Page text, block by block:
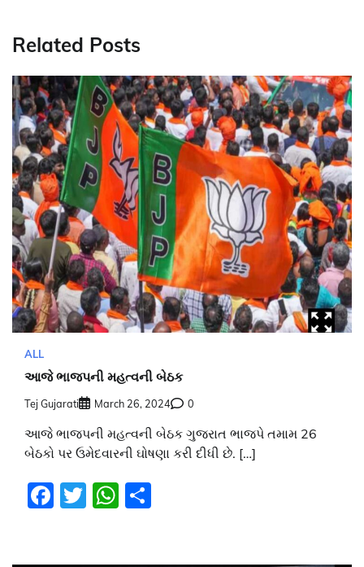
Related Posts
ALL
આજે ભાજપની મહત્વની બેઠક
Tej Gujarati March 26, 2024 0
આજે ભાજપની મહત્વની બેઠક ગુજરાત ભાજપે તમામ 26
બેઠકો પર ઉમેદવારની ઘોષણા કરી દીધી છે. […]
Facebook
TwitterWhatsApp